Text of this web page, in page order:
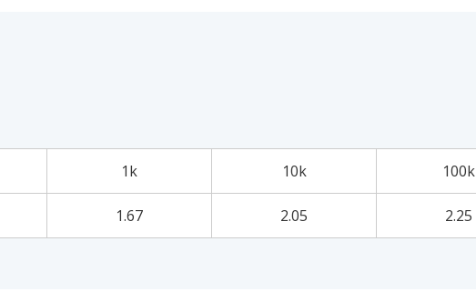
1k 10k 100k
1.67 2.05 2.25